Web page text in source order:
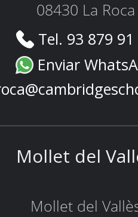
08430 La Roca
Tel. 93 879
Enviar
Mollet del
Mollet del